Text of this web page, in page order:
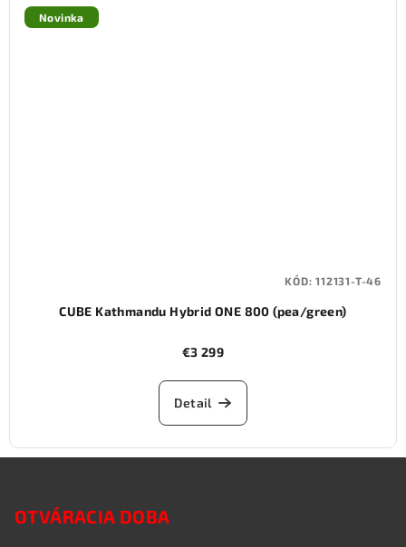
Novinka
CUBE Kathmandu Hybrid ONE 800 (pea/green)
€3 299
Detail
KÓD:112131-T-46
OTVÁRACIA DOBA